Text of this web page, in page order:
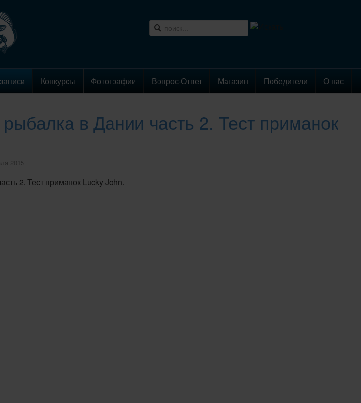
Конкурсы Фотографии Вопрос-Ответ Магазин Победители О нас
в Дании часть 2. Тест приманок
2015
2. Тест приманок Lucky John.